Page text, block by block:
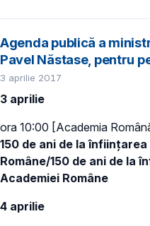
Agenda publică a
Pavel Năstase, pentru
3 aprilie 2017
3 aprilie
ora 10:00 [Academia
150 de ani de la
Române/150 de ani de la
Academiei Române
4 aprilie